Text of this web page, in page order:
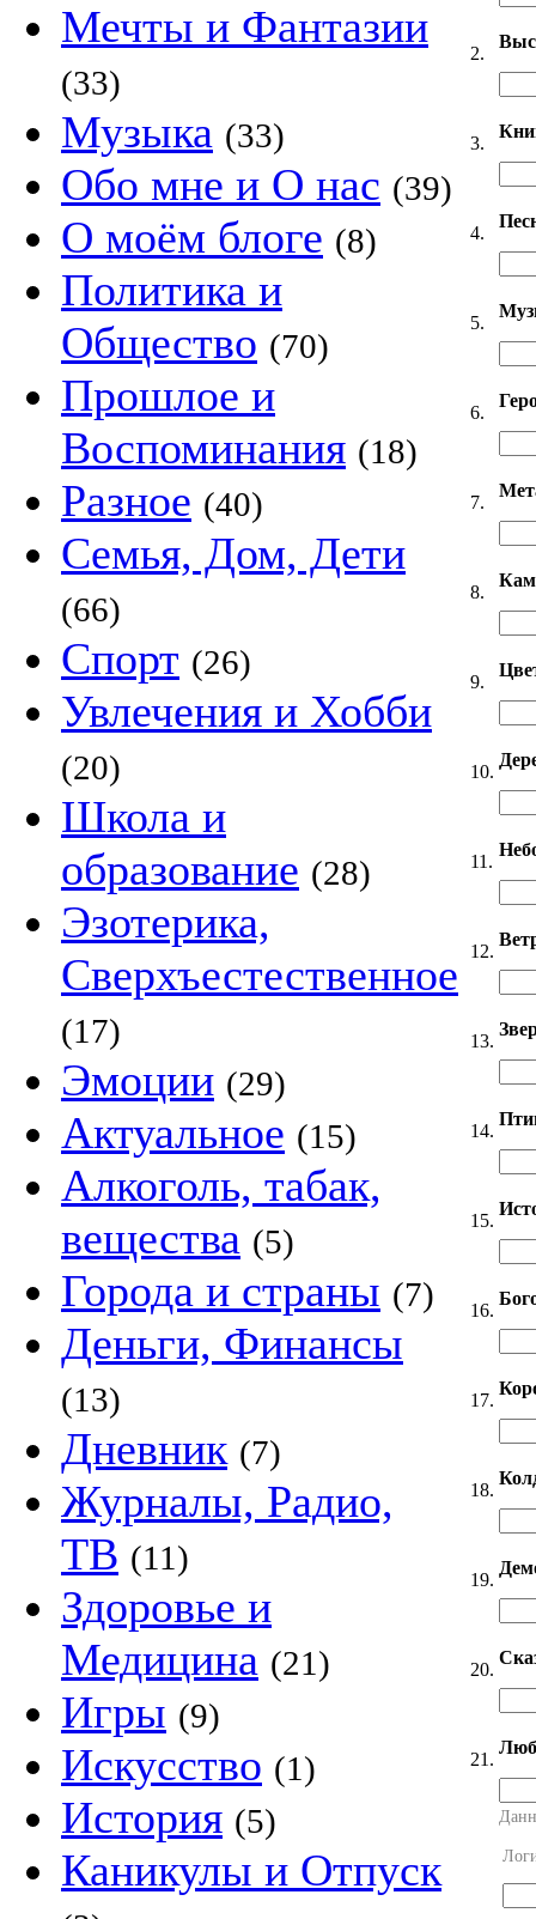
Мечты и Фантазии
(33)
Музыка (33)
Обо мне и О нас (39)
О моём блоге (8)
Политика и
Общество (70)
Прошлое и
Воспоминания (18)
Разное (40)
Семья, Дом, Дети
(66)
Спорт (26)
Увлечения и Хобби
(20)
Школа и
образование (28)
Эзотерика,
Сверхъестественное
(17)
Эмоции (29)
Актуальное (15)
Алкоголь, табак,
вещества (5)
Города и страны (7)
Деньги, Финансы
(13)
Дневник (7)
Журналы, Радио,
ТВ (11)
Здоровье и
Медицина (21)
Игры (9)
Искусство (1)
История (5)
Каникулы и Отпуск
2.
3.
4.
5.
6.
7.
8.
9.
10.
11.
12.
13.
14.
15.
16.
17.
18.
19.
20.
21.